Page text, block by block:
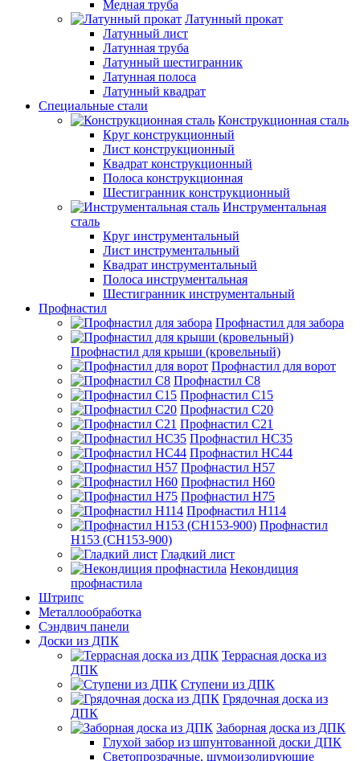
Медная труба
Латунный прокат
Латунный лист
Латунная труба
Латунный шестигранник
Латунная полоса
Латунный квадрат
Специальные стали
Конструкционная сталь
Круг конструкционный
Лист конструкционный
Квадрат конструкционный
Полоса конструкционная
Шестигранник конструкционный
Инструментальная
сталь
Круг инструментальный
Лист инструментальный
Квадрат инструментальный
Полоса инструментальная
Шестигранник инструментальный
Профнастил
Профнастил для забора
Профнастил для крыши (кровельный)
Профнастил для ворот
Профнастил С8
Профнастил С15
Профнастил С20
Профнастил С21
Профнастил НС35
Профнастил НС44
Профнастил Н57
Профнастил Н60
Профнастил Н75
Профнастил Н114
Профнастил
Н153 (СН153-900)
Гладкий лист
Некондиция
профнастила
Штрипс
Металлообработка
Сэндвич панели
Доски из ДПК
Террасная доска из
ДПК
Ступени из ДПК
Грядочная доска из
ДПК
Заборная доска из ДПК
Глухой забор из шпунтованной доски ДПК
Светопрозрачные, шумоизолирующие